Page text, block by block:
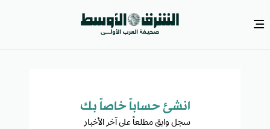
انشئ حساباً خاصاً بك​
سجل وابق مطلعاً على آخر الأخبار ​